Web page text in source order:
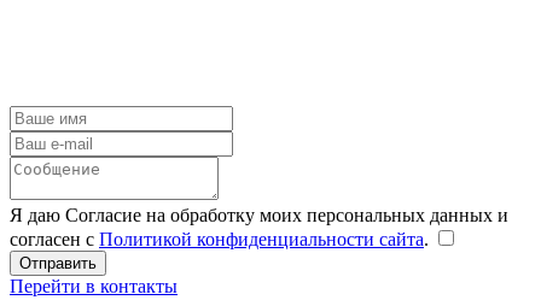
Я даю Согласие на обработку моих персональных данных и
согласен с Политикой конфиденциальности сайта.
Перейти в контакты